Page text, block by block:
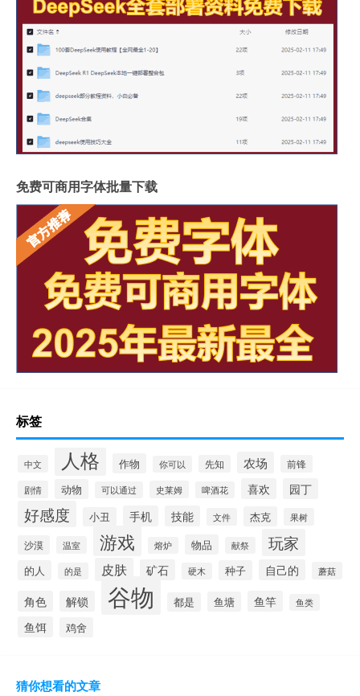
免费可商用字体批量下载
标签
中文 人格 作物 你可以 先知 农场
前锋
剧情
动物 可以通过 史莱姆 啤酒花 喜欢 园丁
好感度 小丑 手机 技能 文件 杰克 果树
沙漠 温室 游戏 熔炉 物品 献祭 玩家
的人 的是 皮肤 矿石 硬木 种子 自己的 蘑菇
角色 解锁 谷物 都是 鱼塘 鱼竿 鱼类
鱼饵 鸡舍
猜你想看的文章